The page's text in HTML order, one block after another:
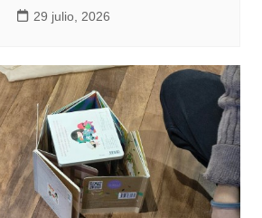
29 julio, 2026